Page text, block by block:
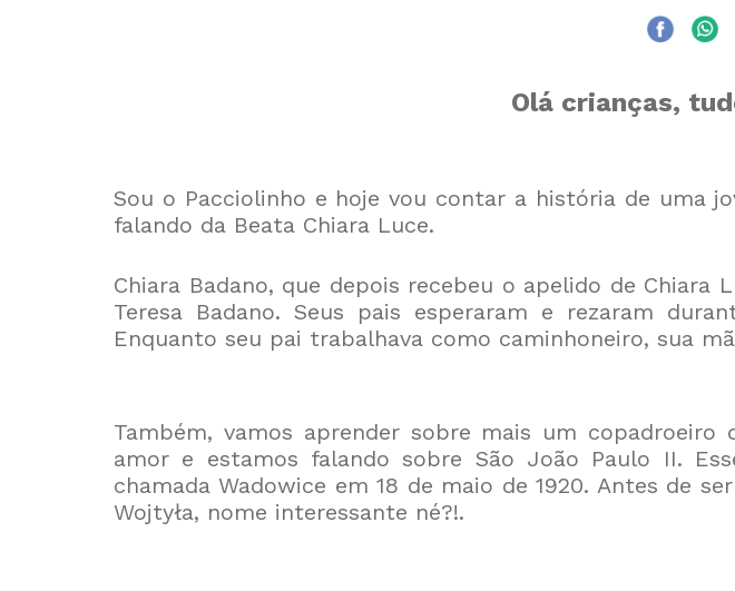
Olá crianças,
Sou o Pacciolinho e hoje vou contar a história de uma
falando da Beata Chiara Luce.
Chiara Badano, que depois recebeu o apelido de
Teresa Badano. Seus pais esperaram e rezaram
Enquanto seu pai trabalhava como caminhoneiro, sua
Também, vamos aprender sobre mais um
amor e estamos falando sobre São João Paulo II.
chamada Wadowice em 18 de maio de 1920. Antes de
Wojtyła, nome interessante né?!.